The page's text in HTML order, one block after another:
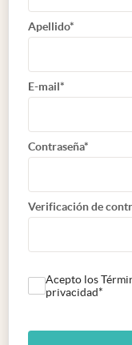
Apellido*
E-mail*
Contraseña*
Verificación de
Acepto los
privacidad*